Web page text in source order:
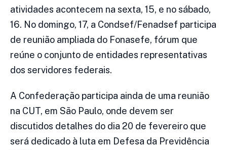
atividades acontecem na sexta, 15, e no sábado,
16. No domingo, 17, a Condsef/Fenadsef participa
de reunião ampliada do Fonasefe, fórum que
reúne o conjunto de entidades representativas
dos servidores federais.
A Confederação participa ainda de uma reunião
na CUT, em São Paulo, onde devem ser
discutidos detalhes do dia 20 de fevereiro que
será dedicado à luta em Defesa da Previdência